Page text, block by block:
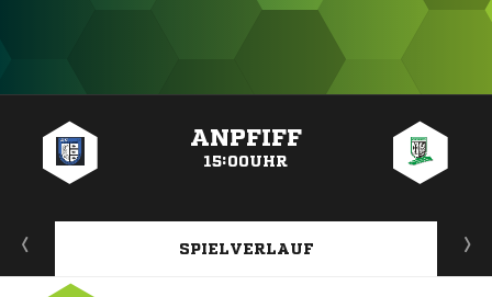
ANPFIFF
15:00UHR
SPIELVERLAUF